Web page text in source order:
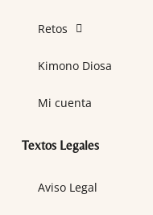
Retos
Kimono Diosa
Mi cuenta
Textos Legales
Aviso Legal